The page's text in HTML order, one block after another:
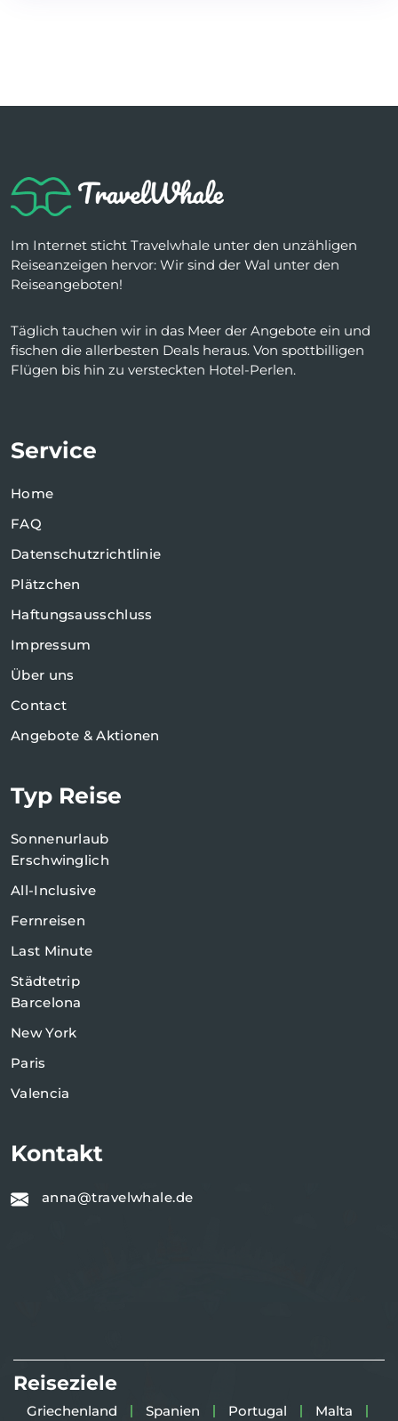
Im Internet sticht Travelwhale unter den unzähligen
Reiseanzeigen hervor: Wir sind der Wal unter den
Reiseangeboten!
Täglich tauchen wir in das Meer der Angebote ein und
fischen die allerbesten Deals heraus. Von spottbilligen
Flügen bis hin zu versteckten Hotel-Perlen.
Service
Home
FAQ
Datenschutzrichtlinie
Plätzchen
Haftungsausschluss
Impressum
Über uns
Contact
Angebote & Aktionen
Typ Reise
Sonnenurlaub
Erschwinglich
All-Inclusive
Fernreisen
Last Minute
Städtetrip
Barcelona
New York
Paris
Valencia
Kontakt
anna@travelwhale.de
Reiseziele
Griechenland Spanien Portugal Malta